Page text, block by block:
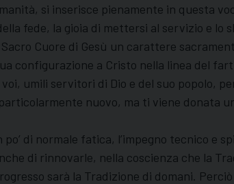
si inserisce pienamente in questa
fede, la gioia di mettersi al servizio e lo
Cuore di Gesù un carattere
configurazione a Cristo nella linea del
umili servitori di Dio e del suo popolo,
nuovo, ma ti viene donata
di normale fatica, l’impegno tecnico e
di rinnovarle, nella coscienza che la
sarà la Tradizione di domani.